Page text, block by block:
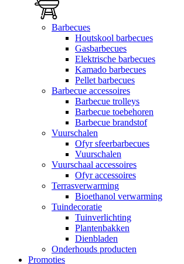
Barbecues
Houtskool barbecues
Gasbarbecues
Elektrische barbecues
Kamado barbecues
Pellet barbecues
Barbecue accessoires
Barbecue trolleys
Barbecue toebehoren
Barbecue brandstof
Vuurschalen
Ofyr sfeerbarbecues
Vuurschalen
Vuurschaal accessoires
Ofyr accessoires
Terrasverwarming
Bioethanol verwarming
Tuindecoratie
Tuinverlichting
Plantenbakken
Dienbladen
Onderhouds producten
Promoties